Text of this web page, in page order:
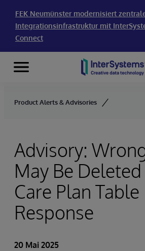
FEK Neumünster modernisiert
Integrationsinfrastruktur mit
Connect
Skip to content
Menu
Product Alerts & Advisories
Advisory:
May Be
Care Plan Table
Response
20 Mai 2025